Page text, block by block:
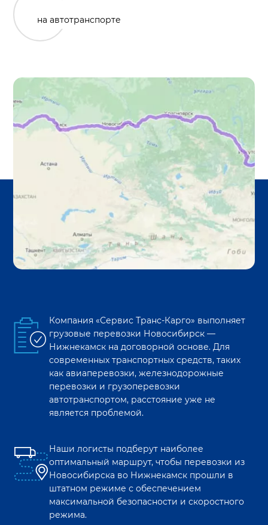
на автотранспорте
Компания «Сервис Транс-Карго» выполняет
грузовые перевозки Новосибирск —
Нижнекамск на договорной основе. Для
современных транспортных средств, таких
как авиаперевозки, железнодорожные
перевозки и грузоперевозки
автотранспортом, расстояние уже не
является проблемой.
Наши логисты подберут наиболее
оптимальный маршрут, чтобы перевозки из
Новосибирска во Нижнекамск прошли в
штатном режиме с обеспечением
максимальной безопасности и скоростного
режима.